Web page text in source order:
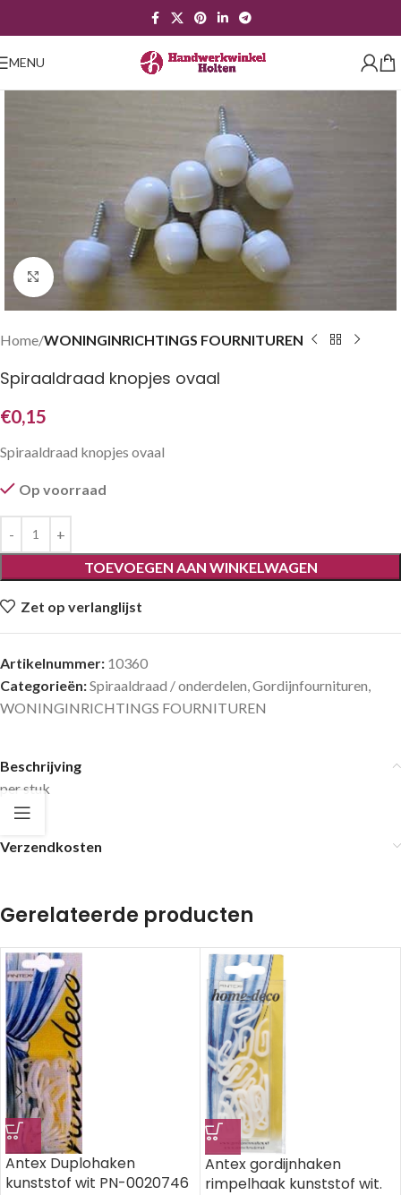
MENU
Klik om te vergroten
Home WONINGINRICHTINGS FOURNITUREN
Spiraaldraad knopjes ovaal
€0,15
Spiraaldraad knopjes ovaal
Op voorraad
TOEVOEGEN AAN WINKELWAGEN
Zet op verlanglijst
Artikelnummer: 10360
Categorieën:Spiraaldraad / onderdelen Gordijnfournituren
WONINGINRICHTINGS FOURNITUREN
Beschrijving
per stuk
Verzendkosten
Gerelateerde producten
Antex Duplohaken
kunststof wit PN-0020746
Antex gordijnhaken
rimpelhaak kunststof wit.